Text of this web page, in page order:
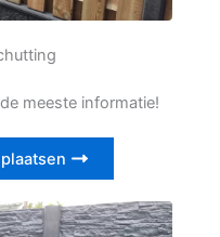
meeste informatie!